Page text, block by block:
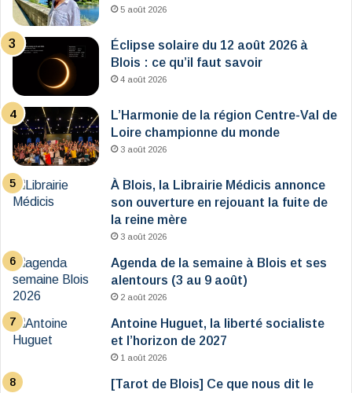
5 août 2026
Éclipse solaire du 12 août 2026 à
Blois : ce qu’il faut savoir
4 août 2026
L’Harmonie de la région Centre-Val de
Loire championne du monde
3 août 2026
À Blois, la Librairie Médicis annonce
son ouverture en rejouant la fuite de
la reine mère
3 août 2026
Agenda de la semaine à Blois et ses
alentours (3 au 9 août)
2 août 2026
Antoine Huguet, la liberté socialiste
et l’horizon de 2027
1 août 2026
[Tarot de Blois] Ce que nous dit le